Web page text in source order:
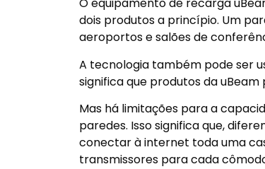
O equipamento de recarga
dois produtos a princípio. Um
aeroportos e salões de
A tecnologia também pode ser
significa que produtos da
Mas há limitações para a
paredes. Isso significa que,
conectar à internet toda uma
transmissores para cada